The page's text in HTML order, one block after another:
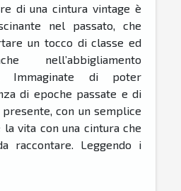
di una cintura vintage è
nel passato, che
un tocco di classe ed
nell’abbigliamento
Immaginate di poter
di epoche passate e di
con un semplice
la vita con una cintura che
raccontare. Leggendo i